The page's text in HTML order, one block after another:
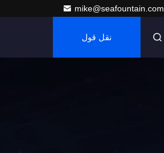
mike@seafountain.com
نقل قول